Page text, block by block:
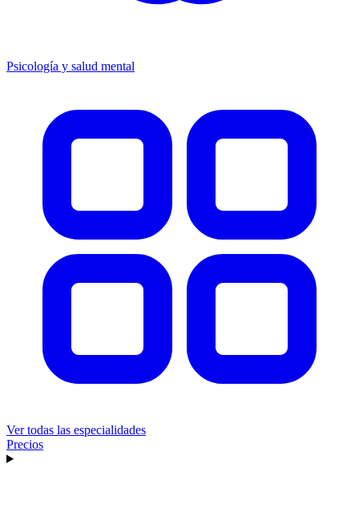
Psicología y salud mental
Ver todas las especialidades
Precios